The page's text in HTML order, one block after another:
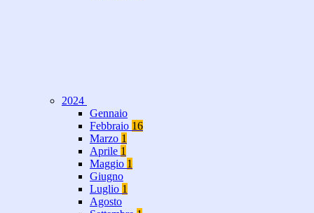
2024
Gennaio
Febbraio 16
Marzo 1
Aprile 1
Maggio 1
Giugno
Luglio 1
Agosto